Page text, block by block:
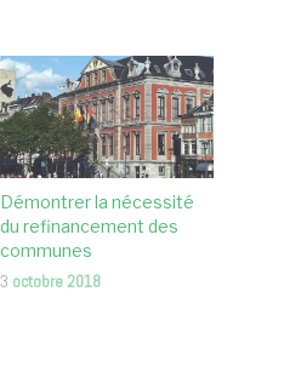
Démontrer la nécessité
du refinancement des
communes
3 octobre 2018